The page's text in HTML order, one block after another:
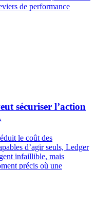
de performance
sécuriser l’action
le coût des
d’agir seuls, Ledger
infaillible, mais
précis où une